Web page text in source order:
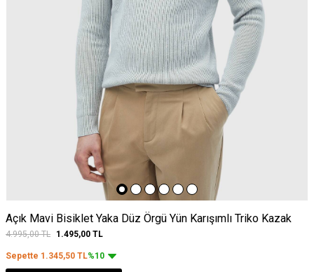
Açık Mavi Bisiklet Yaka Düz Örgü Yün Karışımlı Triko Kazak
4.995,00TL 1.495,00 TL
Sepette 1.345,50 TL%10